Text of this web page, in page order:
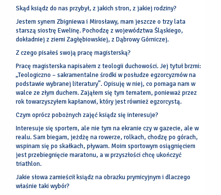
Skąd ksiądz do nas przybył, z jakich stron, z jakiej rodziny?
Jestem synem Zbigniewa i Mirosławy, mam jeszcze o trzy lata
starszą siostrę Ewelinę. Pochodzę z województwa Śląskiego,
dokładniej z ziemi Zagłębiowskiej, z Dąbrowy Górniczej.
Z czego pisałeś swoją pracę magisterską?
Pracę magisterska napisałem z teologii duchowości. Jej tytuł brzmi:
„Teologiczno – sakramentalne środki w posłudze egzorcyzmów na
podstawie wybranej literatury”. Opisuję w niej, co pomaga nam w
walce ze złym duchem. Zająłem się tym tematem, ponieważ przez
rok towarzyszyłem kapłanowi, który jest również egzorcystą.
Czym oprócz pobożnych zajęć ksiądz się interesuje?
Interesuje się sportem, ale nie tym na ekranie czy w gazecie, ale w
realu. Sam biegam, jeżdżę na rowerze, rolkach, chodzę po górach,
wspinam się po skałkach, pływam. Moim sportowym osiągnięciem
jest przebiegnięcie maratonu, a w przyszłości chcę ukończyć
triathlon.
Jakie słowa zamieścił ksiądz na obrazku prymicyjnym i dlaczego
właśnie taki wybór?